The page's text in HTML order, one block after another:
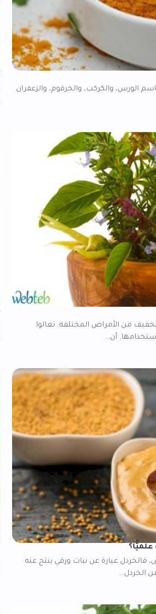
الورس، والكركب، والخرقوم، والزعفران
من الأمراض المختلفة. تعالوا
أن…
علميًّا؟
فالخردل عبارة عن نبات ورقي ينتج عنه
الخردل…